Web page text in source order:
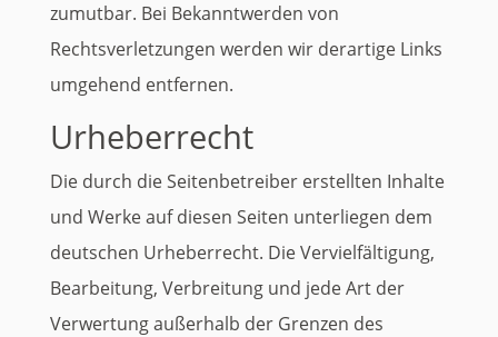
zumutbar. Bei Bekanntwerden von
Rechtsverletzungen werden wir derartige Links
umgehend entfernen.
Urheberrecht
Die durch die Seitenbetreiber erstellten Inhalte
und Werke auf diesen Seiten unterliegen dem
deutschen Urheberrecht. Die Vervielfältigung,
Bearbeitung, Verbreitung und jede Art der
Verwertung außerhalb der Grenzen des